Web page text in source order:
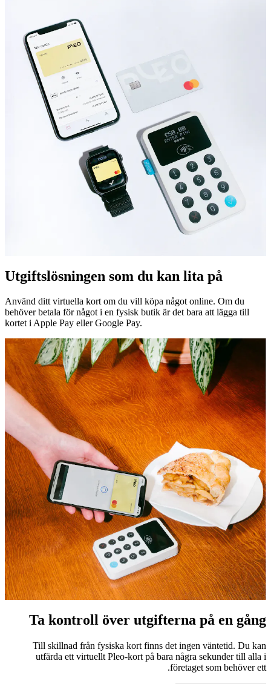
Utgiftslösningen som du kan lita på
Använd ditt virtuella kort om du vill köpa något online. Om du
behöver betala för något i en fysisk butik är det bara att lägga till
kortet i Apple Pay eller Google Pay.
Ta kontroll över utgifterna på en gång
Till skillnad från fysiska kort finns det ingen väntetid. Du kan
utfärda ett virtuellt Pleo-kort på bara några sekunder till alla i
företaget som behöver ett.